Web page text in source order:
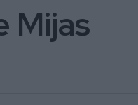
Mijas